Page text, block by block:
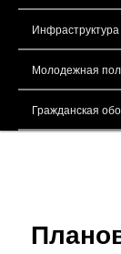
Инфраструктура
Молодежная
Гражданская